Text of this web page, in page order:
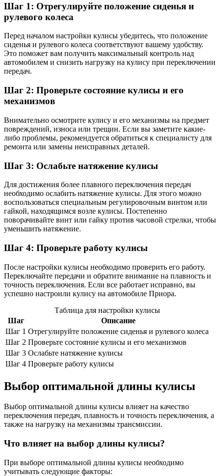
Шаг 1: Отрегулируйте положение сиденья и
рулевого колеса
Перед началом настройки кулисы убедитесь, что положение
сиденья и рулевого колеса соответствуют вашему удобству.
Это поможет вам получить максимальный контроль над
автомобилем и снизить нагрузку на кулису при переключении
передач.
Шаг 2: Проверьте состояние кулисы и его
механизмов
Внимательно осмотрите кулису и его механизмы на предмет
повреждений, износа или трещин. Если вы заметите какие-
либо проблемы, рекомендуется обратиться к специалисту для
ремонта или замены неисправных деталей.
Шаг 3: Ослабьте натяжение кулисы
Для достижения более плавного переключения передач
необходимо ослабить натяжение кулисы. Для этого можно
воспользоваться специальным регулировочным винтом или
гайкой, находящимся возле кулисы. Постепенно
поворачивайте винт или гайку против часовой стрелки, чтобы
уменьшить натяжение.
Шаг 4: Проверьте работу кулисы
После настройки кулисы необходимо проверить его работу.
Переключайте передачи и обратите внимание на плавность и
точность переключения. Если все работает исправно, вы
успешно настроили кулису на автомобиле Приора.
Таблица для настройки кулисы
Шаг
Описание
Шаг 1 Отрегулируйте положение сиденья и рулевого колеса
Шаг 2 Проверьте состояние кулисы и его механизмов
Шаг 3 Ослабьте натяжение кулисы
Шаг 4 Проверьте работу кулисы
Выбор оптимальной длины кулисы
Выбор оптимальной длины кулисы влияет на качество
переключения передач, плавность и точность переключения, а
также на нагрузку на механизмы трансмиссии.
Что влияет на выбор длины кулисы?
При выборе оптимальной длины кулисы необходимо
учитывать следующие факторы: